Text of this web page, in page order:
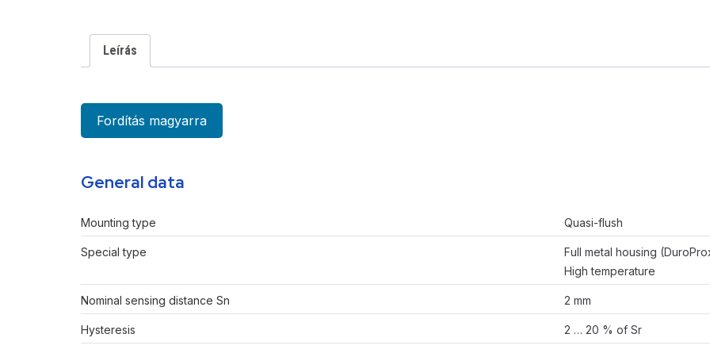
Leírás
Fordítás magyarra
General data
Mounting type Quasi-flush
Special type
Full metal housing
High temperature
Nominal sensing distance Sn 2 mm
Hysteresis 2 … 20 % of Sr